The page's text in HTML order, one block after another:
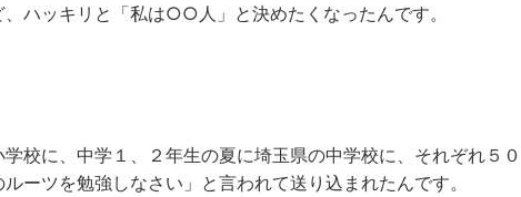
ハッキリと「私は○○人」と決めたくなったんです。
校に、中学１、２年生の夏に埼玉県の中学校に、それぞれ５０
ーツを勉強しなさい」と言われて送り込まれたんです。